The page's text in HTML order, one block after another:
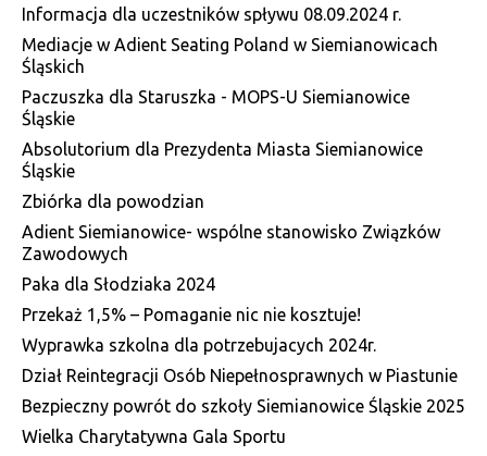
Informacja dla uczestników spływu 08.09.2024 r.
Mediacje w Adient Seating Poland w Siemianowicach
Śląskich
Paczuszka dla Staruszka - MOPS-U Siemianowice
Śląskie
Absolutorium dla Prezydenta Miasta Siemianowice
Śląskie
Zbiórka dla powodzian
Adient Siemianowice- wspólne stanowisko Związków
Zawodowych
Paka dla Słodziaka 2024
Przekaż 1,5% – Pomaganie nic nie kosztuje!
Wyprawka szkolna dla potrzebujacych 2024r.
Dział Reintegracji Osób Niepełnosprawnych w Piastunie
Bezpieczny powrót do szkoły Siemianowice Śląskie 2025
Wielka Charytatywna Gala Sportu